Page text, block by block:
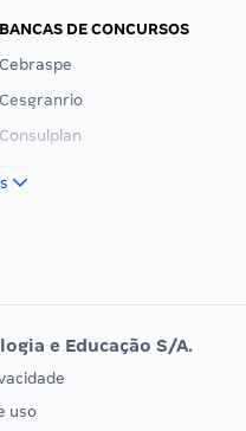
BANCAS DE CONCURSOS
Cebraspe
Cesgranrio
Consulplan
Vunesp
EXAME DE ORDEM
e Educação S/A.
uso